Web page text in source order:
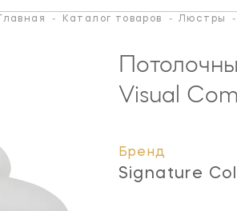
Главная - Каталог товаров - Люстры -
Visual
Бренд
Signature